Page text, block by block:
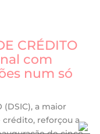
CRÉDITO
com
num só
(DSIC), a maior
reforçou a